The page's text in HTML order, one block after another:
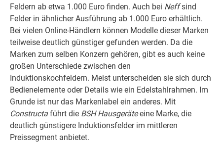
Feldern ab etwa 1.000 Euro finden. Auch bei Neffsind
Felder in ähnlicher Ausführung ab 1.000 Euro erhältlich.
Bei vielen Online-Händlern können Modelle dieser Marken
teilweise deutlich günstiger gefunden werden. Da die
Marken zum selben Konzern gehören, gibt es auch keine
großen Unterschiede zwischen den
Induktionskochfeldern. Meist unterscheiden sie sich durch
Bedienelemente oder Details wie ein Edelstahlrahmen. Im
Grunde ist nur das Markenlabel ein anderes. Mit
Constructa führt die BSH Hausgeräteeine Marke, die
deutlich günstigere Induktionsfelder im mittleren
Preissegment anbietet.